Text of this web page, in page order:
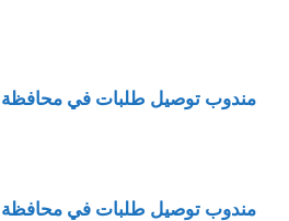
مندوب توصيل طلبات في محافظة
مندوب توصيل طلبات في محافظة